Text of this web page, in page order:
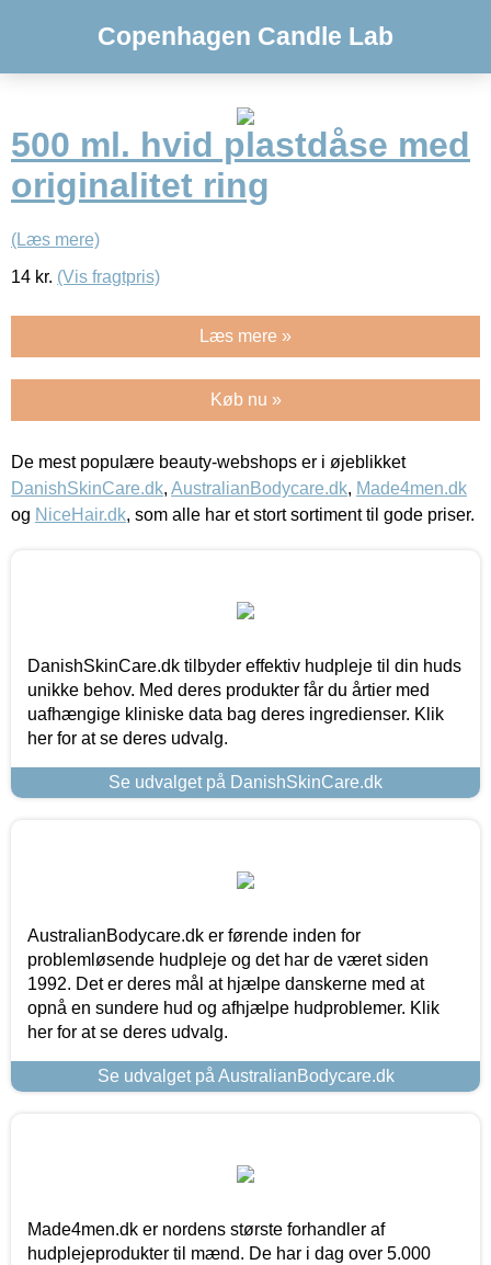
Copenhagen Candle Lab
500 ml. hvid plastdåse med
originalitet ring
(Læs mere)
14 kr. (Vis fragtpris)
Læs mere »
Køb nu »
De mest populære beauty-webshops er i øjeblikket
DanishSkinCare.dk, AustralianBodycare.dk, Made4men.dk
og NiceHair.dk, som alle har et stort sortiment til gode priser.
DanishSkinCare.dk tilbyder effektiv hudpleje til din huds
unikke behov. Med deres produkter får du årtier med
uafhængige kliniske data bag deres ingredienser. Klik
her for at se deres udvalg.
Se udvalget på DanishSkinCare.dk
AustralianBodycare.dk er førende inden for
problemløsende hudpleje og det har de været siden
1992. Det er deres mål at hjælpe danskerne med at
opnå en sundere hud og afhjælpe hudproblemer. Klik
her for at se deres udvalg.
Se udvalget på AustralianBodycare.dk
Made4men.dk er nordens største forhandler af
hudplejeprodukter til mænd. De har i dag over 5.000